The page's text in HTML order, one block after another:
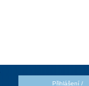
Přihlášení/